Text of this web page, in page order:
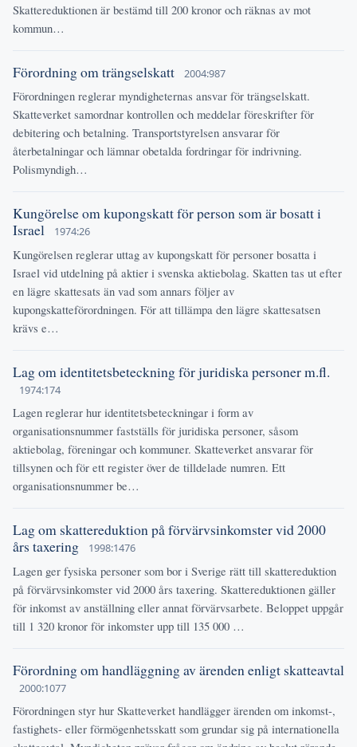
Skattereduktionen är bestämd till 200 kronor och räknas av mot
kommun…
Förordning om trängselskatt 2004:987
Förordningen reglerar myndigheternas ansvar för trängselskatt.
Skatteverket samordnar kontrollen och meddelar föreskrifter för
debitering och betalning. Transportstyrelsen ansvarar för
återbetalningar och lämnar obetalda fordringar för indrivning.
Polismyndigh…
Kungörelse om kupongskatt för person som är bosatt i
Israel
1974:26
Kungörelsen reglerar uttag av kupongskatt för personer bosatta i
Israel vid utdelning på aktier i svenska aktiebolag. Skatten tas ut efter
en lägre skattesats än vad som annars följer av
kupongskatteförordningen. För att tillämpa den lägre skattesatsen
krävs e…
Lag om identitetsbeteckning för juridiska personer m.fl.
1974:174
Lagen reglerar hur identitetsbeteckningar i form av
organisationsnummer fastställs för juridiska personer, såsom
aktiebolag, föreningar och kommuner. Skatteverket ansvarar för
tillsynen och för ett register över de tilldelade numren. Ett
organisationsnummer be…
Lag om skattereduktion på förvärvsinkomster vid 2000
års taxering
1998:1476
Lagen ger fysiska personer som bor i Sverige rätt till skattereduktion
på förvärvsinkomster vid 2000 års taxering. Skattereduktionen gäller
för inkomst av anställning eller annat förvärvsarbete. Beloppet uppgår
till 1 320 kronor för inkomster upp till 135 000 …
Förordning om handläggning av ärenden enligt skatteavtal
2000:1077
Förordningen styr hur Skatteverket handlägger ärenden om inkomst-,
fastighets- eller förmögenhetsskatt som grundar sig på internationella